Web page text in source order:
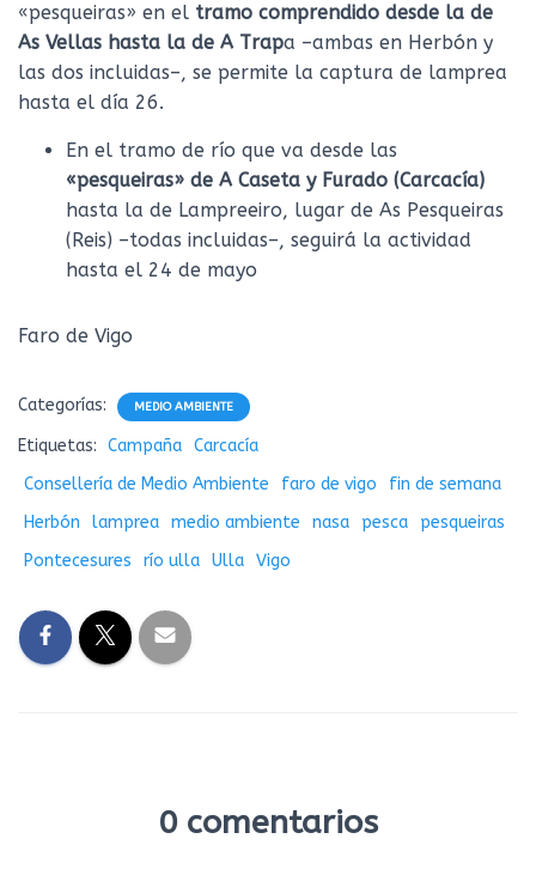
«pesqueiras» en el tramo comprendido desde la de
As Vellas hasta la de A Trapa –ambas en Herbón y
las dos incluidas–, se permite la captura de lamprea
hasta el día 26.
En el tramo de río que va desde las
«pesqueiras» de A Caseta y Furado (Carcacía)
hasta la de Lampreeiro, lugar de As Pesqueiras
(Reis) –todas incluidas–, seguirá la actividad
hasta el 24 de mayo
Faro de Vigo
Categorías: MEDIO AMBIENTE
Etiquetas: Campaña Carcacía
Consellería de Medio Ambiente
faro de vigo
fin de semana
Herbón
lamprea medio ambiente nasa pesca
pesqueiras
Pontecesures
río ulla Ulla Vigo
0 comentarios